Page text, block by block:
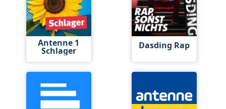
Antenne 1
Schlager Dasding Rap